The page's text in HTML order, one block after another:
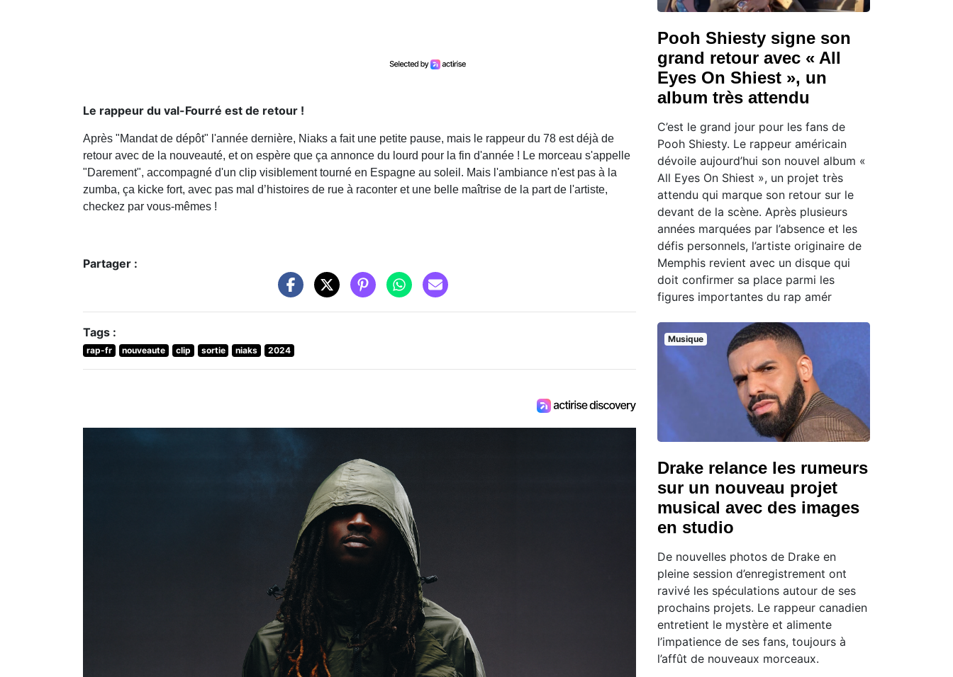
Le rappeur du val-Fourré est de retour !
Après "Mandat de dépôt" l'année dernière, Niaks a fait une petite pause, mais le rappeur du 78 est déjà de
retour avec de la nouveauté, et on espère que ça annonce du lourd pour la fin d'année ! Le morceau s'appelle
"Darement", accompagné d'un clip visiblement tourné en Espagne au soleil. Mais l'ambiance n'est pas à la
zumba, ça kicke fort, avec pas mal d’histoires de rue à raconter et une belle maîtrise de la part de l'artiste,
checkez par vous-mêmes !
Partager :
Tags :
rap-fr nouveaute clip sortie niaks 2024
Pooh Shiesty signe son
grand retour avec « All
Eyes On Shiest », un
album très attendu
C’est le grand jour pour les fans de
Pooh Shiesty. Le rappeur américain
dévoile aujourd’hui son nouvel album «
All Eyes On Shiest », un projet très
attendu qui marque son retour sur le
devant de la scène. Après plusieurs
années marquées par l’absence et les
défis personnels, l’artiste originaire de
Memphis revient avec un disque qui
doit confirmer sa place parmi les
figures importantes du rap amér
Musique
Drake relance les rumeurs
sur un nouveau projet
musical avec des images
en studio
De nouvelles photos de Drake en
pleine session d’enregistrement ont
ravivé les spéculations autour de ses
prochains projets. Le rappeur canadien
entretient le mystère et alimente
l’impatience de ses fans, toujours à
l’affût de nouveaux morceaux.